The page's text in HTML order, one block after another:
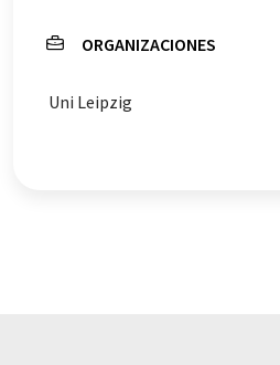
ORGANIZACIONES
Uni Leipzig